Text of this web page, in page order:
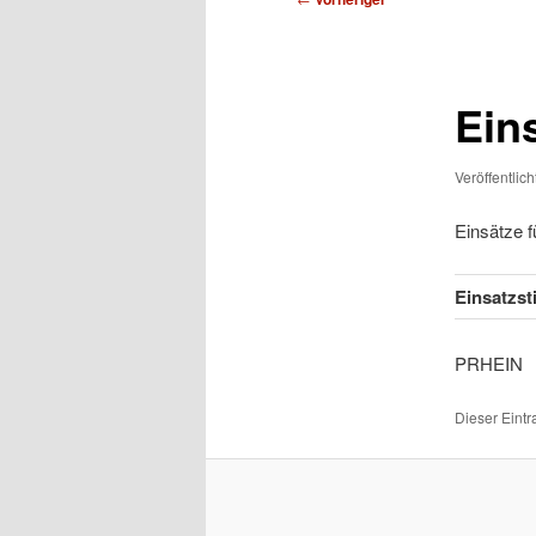
Einsätze
Dieser